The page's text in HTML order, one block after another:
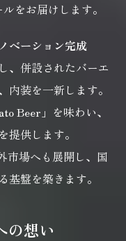
をお届けします。
ベーション完成
併設されたバーエ
内装を一新します。
Beer」を味わい、
提供します。
場へも展開し、 国
盤を築きます。
の想い